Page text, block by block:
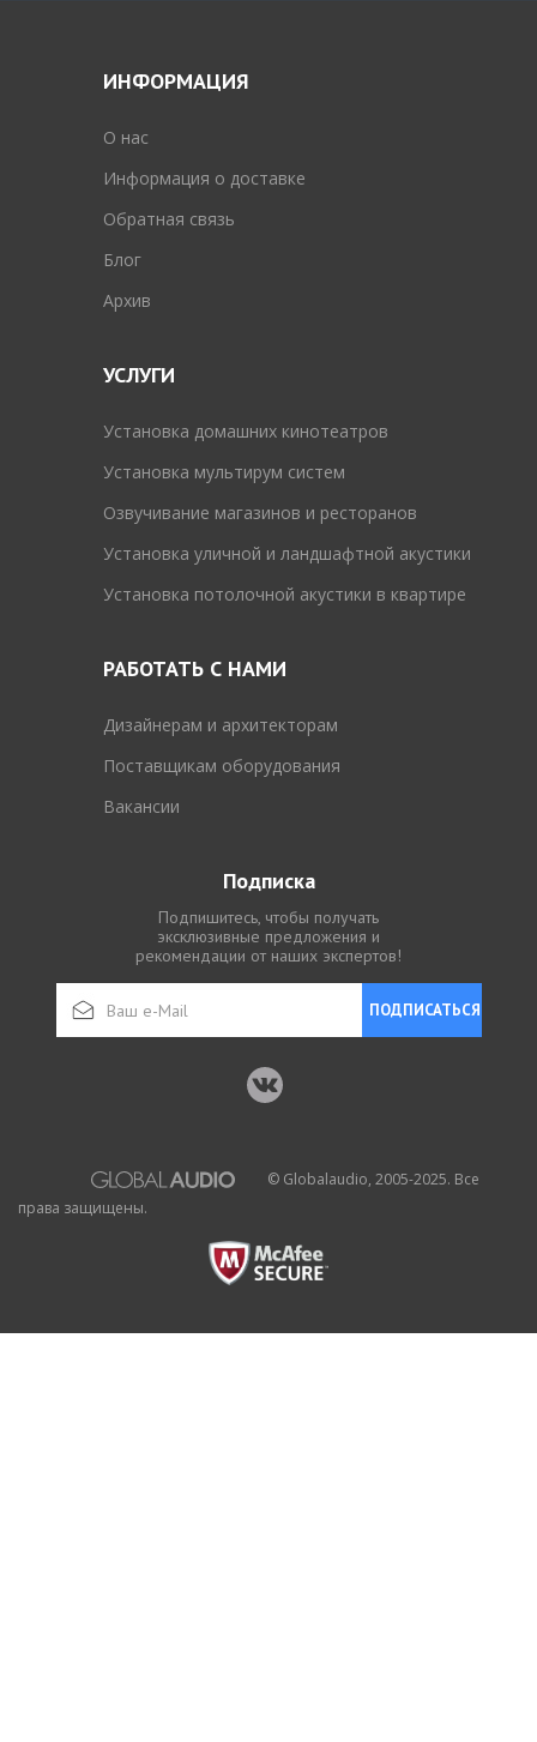
ИНФОРМАЦИЯ
O нас
Информация о доставке
Обратная связь
Блог
Архив
УСЛУГИ
Установка домашних кинотеатров
Установка мультирум систем
Озвучивание магазинов и ресторанов
Установка уличной и ландшафтной акустики
Установка потолочной акустики в квартире
РАБОТАТЬ С НАМИ
Дизайнерам и архитекторам
Поставщикам оборудования
Вакансии
Подписка
Подпишитесь, чтобы получать
эксклюзивные предложения и
рекомендации от наших экспертов!
ПОДПИСАТЬСЯ
© Globalaudio, 2005-2025. Все
права защищены.